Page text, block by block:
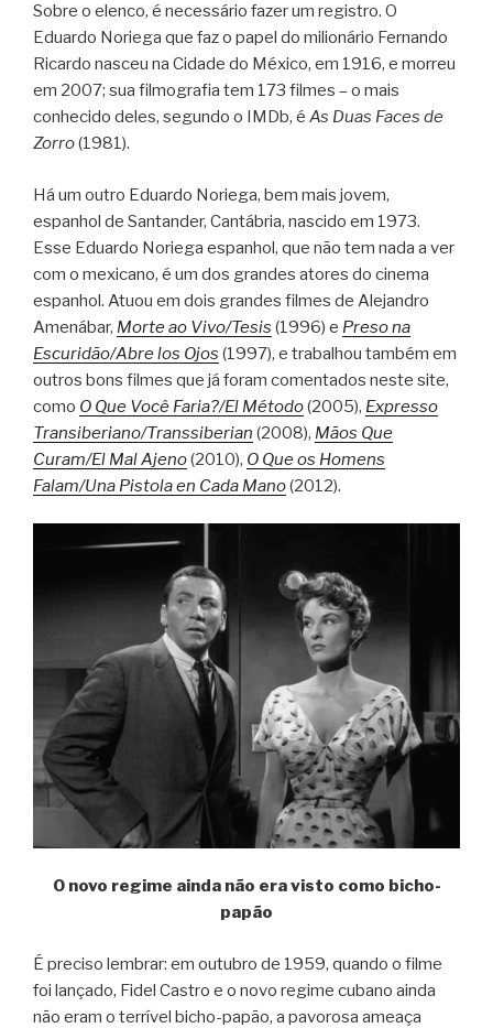
Sobre o elenco, é necessário fazer um registro. O
Eduardo Noriega que faz o papel do milionário Fernando
Ricardo nasceu na Cidade do México, em 1916, e morreu
em 2007; sua filmografia tem 173 filmes – o mais
conhecido deles, segundo o IMDb, é As Duas Faces de
Zorro(1981).
Há um outro Eduardo Noriega, bem mais jovem,
espanhol de Santander, Cantábria, nascido em 1973.
Esse Eduardo Noriega espanhol, que não tem nada a ver
com o mexicano, é um dos grandes atores do cinema
espanhol. Atuou em dois grandes filmes de Alejandro
Amenábar, Morte ao Vivo/Tesis (1996) e Preso na
Escuridão/Abre los Ojos (1997), e trabalhou também em
outros bons filmes que já foram comentados neste site,
como O Que Você Faria?/El Método(2005), Expresso
Transiberiano/Transsiberian (2008), Mãos Que
Curam/El Mal Ajeno(2010), O Que os Homens
Falam/Una Pistola en Cada Mano(2012).
O novo regime ainda não era visto como bicho-
papão
É preciso lembrar: em outubro de 1959, quando o filme
foi lançado, Fidel Castro e o novo regime cubano ainda
não eram o terrível bicho-papão, a pavorosa ameaça